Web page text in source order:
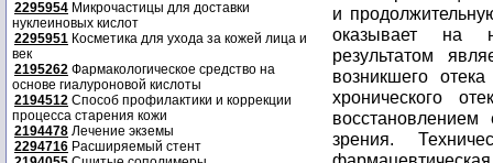
2295954 Микрочастицы для доставки
нуклеиновых кислот
2295951 Косметика для ухода за кожей лица и
век
2195262 Фармакологическое средство на
основе гиалуроновой кислоты
2194512 Способ профилактики и коррекции
процесса старения кожи
2194478 Лечение экземы
2294716 Расширяемый стент
и
оказывает на
результатом
возникшего
хронического
зрения.